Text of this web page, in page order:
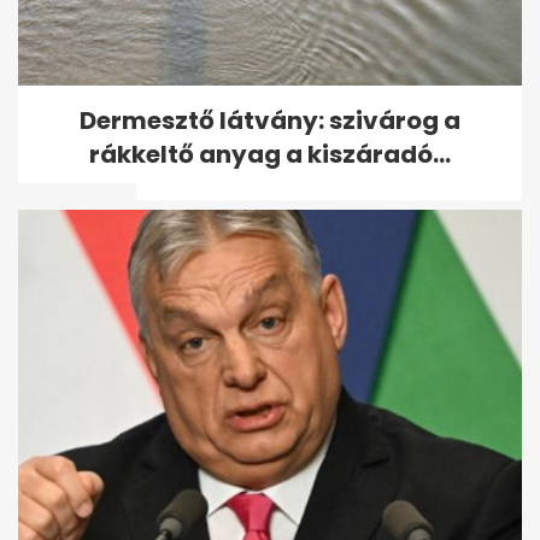
Az államtitkár elrendelte,
hogy Magyar Pétert csak
munkaidőben...
Dermesztő látvány: szivárog a
rákkeltő anyag a kiszáradó...